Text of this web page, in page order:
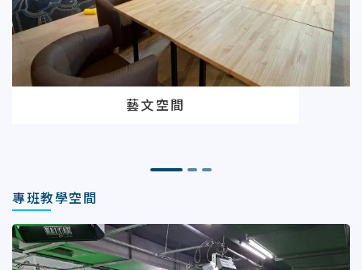
藝文空間
專班教學空間